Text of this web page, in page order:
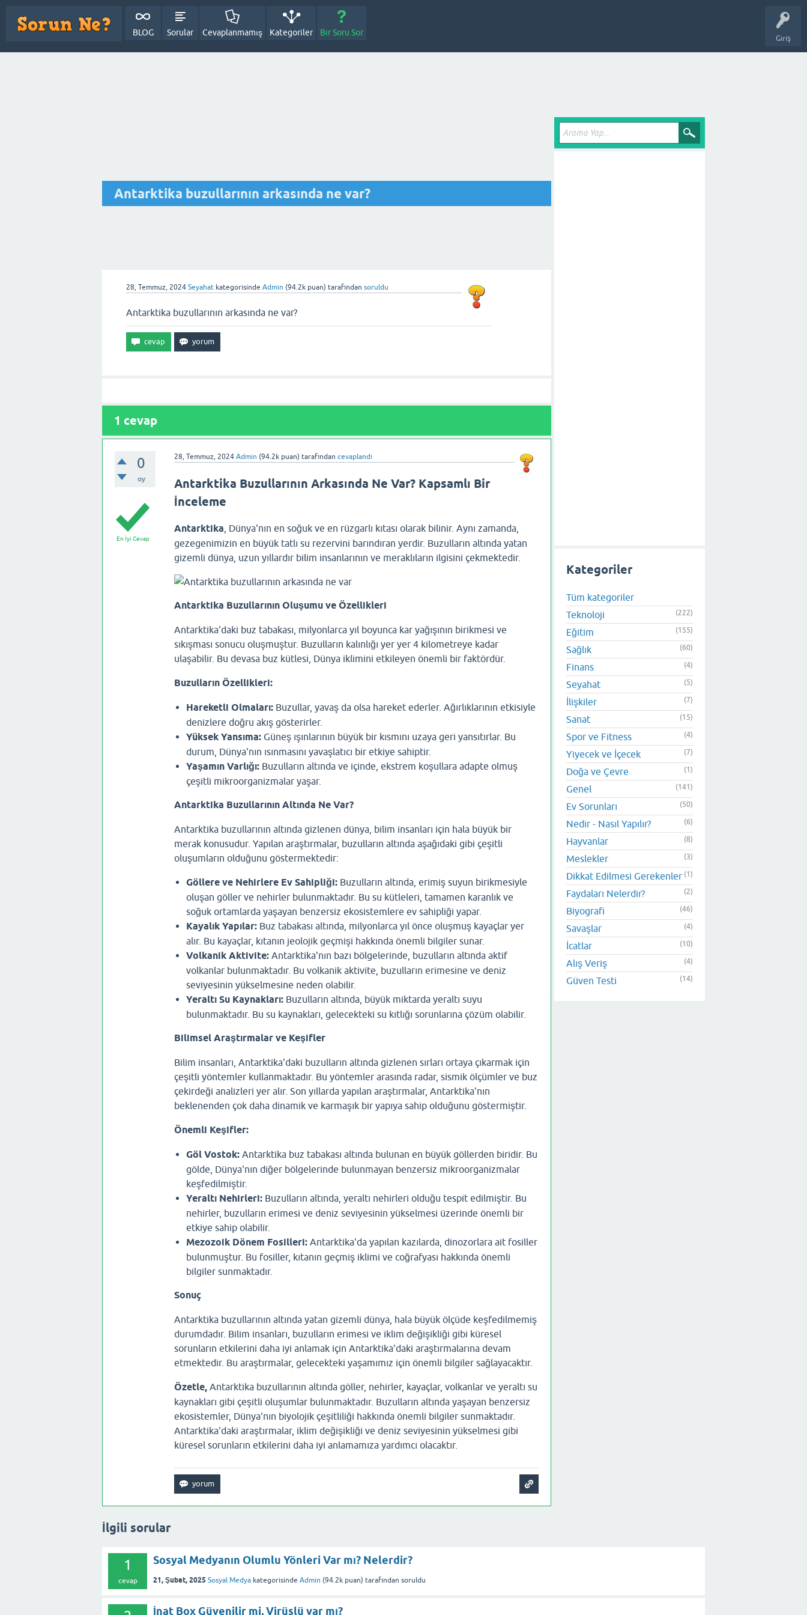
Giriş
BLOG Sorular Cevaplanmamış Kategoriler Bir Soru Sor
Antarktika buzullarının arkasında ne var?
28, Temmuz, 2024 Seyahat kategorisinde Admin (94.2k puan) tarafından soruldu
Antarktika buzullarının arkasında ne var?
1 cevap
0
oy
28, Temmuz, 2024 Admin (94.2kpuan) tarafından cevaplandı
En İyi Cevap
Antarktika Buzullarının Arkasında Ne Var? Kapsamlı Bir
İnceleme
Antarktika , Dünya'nın en soğuk ve en rüzgarlı kıtası olarak bilinir. Aynı zamanda,
gezegenimizin en büyük tatlı su rezervini barındıran yerdir. Buzulların altında yatan
gizemli dünya, uzun yıllardır bilim insanlarının ve meraklıların ilgisini çekmektedir.
Antarktika Buzullarının Oluşumu ve Özellikleri
Antarktika'daki buz tabakası, milyonlarca yıl boyunca kar yağışının birikmesi ve
sıkışması sonucu oluşmuştur. Buzulların kalınlığı yer yer 4 kilometreye kadar
ulaşabilir. Bu devasa buz kütlesi, Dünya iklimini etkileyen önemli bir faktördür.
Buzulların Özellikleri:
Hareketli Olmaları:Buzullar, yavaş da olsa hareket ederler. Ağırlıklarının etkisiyle
denizlere doğru akış gösterirler.
Yüksek Yansıma:Güneş ışınlarının büyük bir kısmını uzaya geri yansıtırlar. Bu
durum, Dünya'nın ısınmasını yavaşlatıcı bir etkiye sahiptir.
Yaşamın Varlığı:Buzulların altında ve içinde, ekstrem koşullara adapte olmuş
çeşitli mikroorganizmalar yaşar.
Antarktika Buzullarının Altında Ne Var?
Antarktika buzullarının altında gizlenen dünya, bilim insanları için hala büyük bir
merak konusudur. Yapılan araştırmalar, buzulların altında aşağıdaki gibi çeşitli
oluşumların olduğunu göstermektedir:
Göllere ve Nehirlere Ev Sahipliği:Buzulların altında, erimiş suyun birikmesiyle
oluşan göller ve nehirler bulunmaktadır. Bu su kütleleri, tamamen karanlık ve
soğuk ortamlarda yaşayan benzersiz ekosistemlere ev sahipliği yapar.
Kayalık Yapılar:Buz tabakası altında, milyonlarca yıl önce oluşmuş kayaçlar yer
alır. Bu kayaçlar, kıtanın jeolojik geçmişi hakkında önemli bilgiler sunar.
Volkanik Aktivite:Antarktika'nın bazı bölgelerinde, buzulların altında aktif
volkanlar bulunmaktadır. Bu volkanik aktivite, buzulların erimesine ve deniz
seviyesinin yükselmesine neden olabilir.
Yeraltı Su Kaynakları:Buzulların altında, büyük miktarda yeraltı suyu
bulunmaktadır. Bu su kaynakları, gelecekteki su kıtlığı sorunlarına çözüm olabilir.
Bilimsel Araştırmalar ve Keşifler
Bilim insanları, Antarktika'daki buzulların altında gizlenen sırları ortaya çıkarmak için
çeşitli yöntemler kullanmaktadır. Bu yöntemler arasında radar, sismik ölçümler ve buz
çekirdeği analizleri yer alır. Son yıllarda yapılan araştırmalar, Antarktika'nın
beklenenden çok daha dinamik ve karmaşık bir yapıya sahip olduğunu göstermiştir.
Önemli Keşifler:
Göl Vostok:Antarktika buz tabakası altında bulunan en büyük göllerden biridir. Bu
gölde, Dünya'nın diğer bölgelerinde bulunmayan benzersiz mikroorganizmalar
keşfedilmiştir.
Yeraltı Nehirleri:Buzulların altında, yeraltı nehirleri olduğu tespit edilmiştir. Bu
nehirler, buzulların erimesi ve deniz seviyesinin yükselmesi üzerinde önemli bir
etkiye sahip olabilir.
Mezozoik Dönem Fosilleri:Antarktika'da yapılan kazılarda, dinozorlara ait fosiller
bulunmuştur. Bu fosiller, kıtanın geçmiş iklimi ve coğrafyası hakkında önemli
bilgiler sunmaktadır.
Sonuç
Antarktika buzullarının altında yatan gizemli dünya, hala büyük ölçüde keşfedilmemiş
durumdadır. Bilim insanları, buzulların erimesi ve iklim değişikliği gibi küresel
sorunların etkilerini daha iyi anlamak için Antarktika'daki araştırmalarına devam
etmektedir. Bu araştırmalar, gelecekteki yaşamımız için önemli bilgiler sağlayacaktır.
Özetle, Antarktika buzullarının altında göller, nehirler, kayaçlar, volkanlar ve yeraltı su
kaynakları gibi çeşitli oluşumlar bulunmaktadır. Buzulların altında yaşayan benzersiz
ekosistemler, Dünya'nın biyolojik çeşitliliği hakkında önemli bilgiler sunmaktadır.
Antarktika'daki araştırmalar, iklim değişikliği ve deniz seviyesinin yükselmesi gibi
küresel sorunların etkilerini daha iyi anlamamıza yardımcı olacaktır.
Kategoriler
Tüm kategoriler
Teknoloji
(222)
Eğitim (155)
Sağlık (60)
Finans (4)
Seyahat (5)
İlişkiler (7)
Sanat (15)
Spor ve Fitness (4)
Yiyecek ve İçecek (7)
Doğa ve Çevre (1)
Genel (141)
Ev Sorunları (50)
Nedir - Nasıl Yapılır? (6)
Hayvanlar (8)
Meslekler (3)
Dikkat Edilmesi Gerekenler (1)
Faydaları Nelerdir? (2)
Biyografi (46)
Savaşlar (4)
İcatlar (10)
Alış Veriş (4)
Güven Testi (14)
İlgili sorular
1
cevap
Sosyal Medyanın Olumlu Yönleri Var mı? Nelerdir?
21, Şubat, 2025 Sosyal Medya kategorisinde Admin (94.2k puan) tarafından soruldu
İnat Box Güvenilir mi, Virüslü var mı?